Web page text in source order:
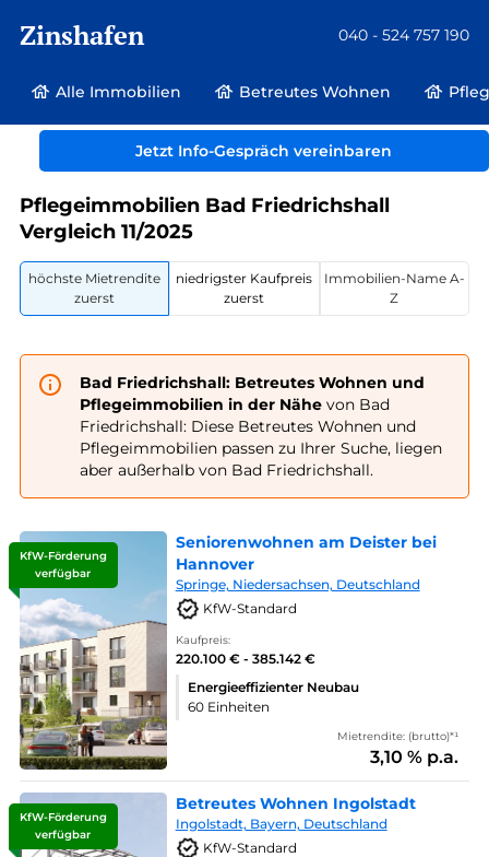
Zinshafen 040 - 524 757 190
Alle Immobilien Betreutes Wohnen
Jetzt Info-Gespräch vereinbaren
Betreutes Wohnen und Pflegeimmobilien
Deutschland
Baden-Württemberg
Bad Friedrichshall
Pflegeimmobilien Bad Friedrichshall
Vergleich 11/2025
höchste Mietrendite
zuerst
niedrigster Kaufpreis
zuerst
Immobilien-Name A-
Z
Bad Friedrichshall: Betreutes Wohnen und
Pflegeimmobilien in der Nähevon Bad
Friedrichshall: Diese Betreutes Wohnen und
Pflegeimmobilien passen zu Ihrer Suche, liegen
aber außerhalb von Bad Friedrichshall.
KfW-Förderung
verfügbar
Seniorenwohnen am Deister bei
Hannover
Springe, Niedersachsen, Deutschland
KfW-Standard
Kaufpreis:
220.100 € - 385.142 €
Energieeffizienter Neubau
60 Einheiten
Mietrendite: (brutto)*¹
3,10 % p.a.
KfW-Förderung
verfügbar
Betreutes Wohnen Ingolstadt
Ingolstadt, Bayern, Deutschland
KfW-Standard